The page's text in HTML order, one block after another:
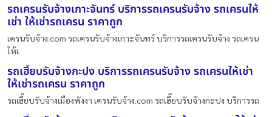
รถเครนรับจ้างเกาะจันทร์ บริการรถเครนรับจ้าง รถเครนให้
เช่า ให้เช่ารถเครน ราคาถูก
เครนรับจ้าง.com รถเครนรับจ้างเกาะจันทร์ บริการรถเครนรับจ้าง รถเครน
ให้เ
รถเฮี๊ยบรับจ้างกะปง บริการรถเครนรับจ้าง รถเครนให้เช่า
ให้เช่ารถเครน ราคาถูก
รถเฮี๊ยบรับจ้างเมืองพังงา เครนรับจ้าง.com รถเฮี๊ยบรับจ้างกะปง บริการรถ